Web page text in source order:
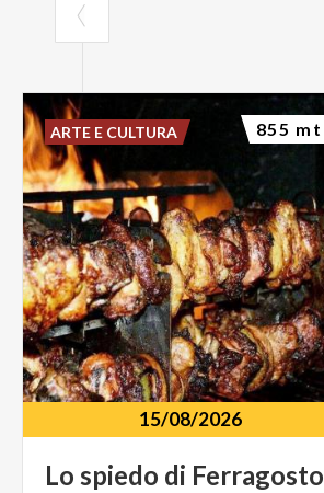
15/08/2026
Lo spiedo di Ferragosto
ARTE E CULTURA 855 mt